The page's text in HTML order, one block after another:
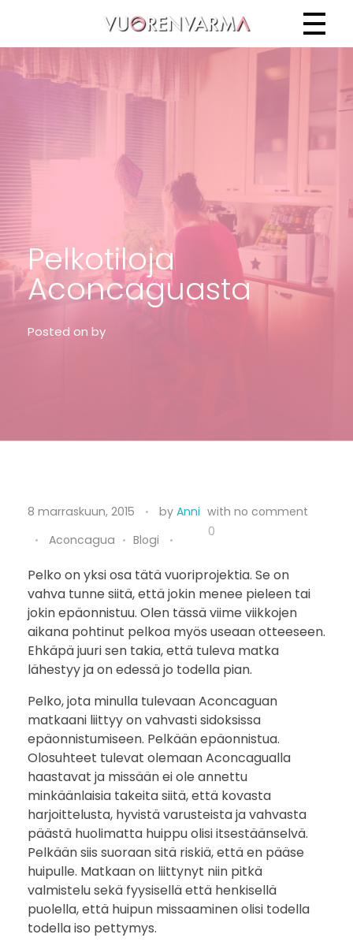
Vuorenvarma
Pelkotiloja
Aconcaguasta
Posted on by
P
e
l
k
o
t
i
l
o
j
a
A
c
o
8 marraskuun, 2015 by Anni with no comment
Aconcagua
Blogi
0
Pelko on yksi osa tätä vuoriprojektia. Se on
vahva tunne siitä, että jokin menee pieleen tai
jokin epäonnistuu. Olen tässä viime viikkojen
aikana pohtinut pelkoa myös useaan otteeseen.
Ehkäpä juuri sen takia, että tuleva matka
lähestyy ja on edessä jo todella pian.
Pelko, jota minulla tulevaan Aconcaguan
matkaani liittyy on vahvasti sidoksissa
epäonnistumiseen. Pelkään epäonnistua.
Olosuhteet tulevat olemaan Aconcagualla
haastavat ja missään ei ole annettu
minkäänlaisia takeita siitä, että kovasta
harjoittelusta, hyvistä varusteista ja vahvasta
päästä huolimatta huippu olisi itsestäänselvä.
Pelkään siis suoraan sitä riskiä, että en pääse
huipulle. Matkaan on liittynyt niin pitkä
valmistelu sekä fyysisellä että henkisellä
puolella, että huipun missaaminen olisi todella
todella iso pettymys.